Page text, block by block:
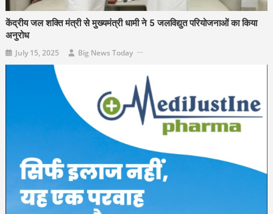
केंद्रीय जल शक्ति मंत्री से मुख्यमंत्री धामी ने 5 जलविद्युत परियोजनाओं का किया
अनुरोध
July 15, 2025 Big News Today